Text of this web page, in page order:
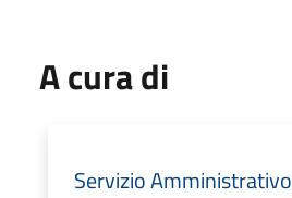
A cura di
Servizio Amministrativo